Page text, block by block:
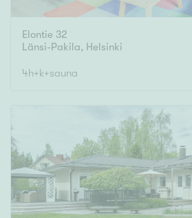
Pinta-ala
Asuinpinta-ala
Rakennusvuosi
Elontie 32
Länsi-Pakila, Helsinki
4h+k+sauna